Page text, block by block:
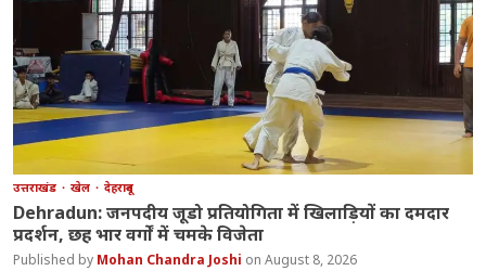
उत्तराखंड खेल देहरादून
Dehradun: जनपदीय जूडो प्रतियोगिता में खिलाड़ियों का दमदार
प्रदर्शन, छह भार वर्गों में चमके विजेता
Mohan Chandra Joshi August 8, 2026